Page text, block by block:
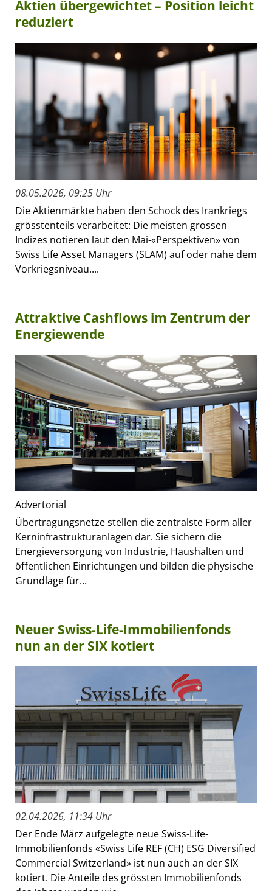
Aktien übergewichtet – Position leicht
reduziert
08.05.2026, 09:25 Uhr
Die Aktienmärkte haben den Schock des Irankriegs
grösstenteils verarbeitet: Die meisten grossen
Indizes notieren laut den Mai-«Perspektiven» von
Swiss Life Asset Managers (SLAM) auf oder nahe dem
Vorkriegsniveau....
Attraktive Cashflows im Zentrum der
Energiewende
Advertorial
Übertragungsnetze stellen die zentralste Form aller
Kerninfrastrukturanlagen dar. Sie sichern die
Energieversorgung von Industrie, Haushalten und
öffentlichen Einrichtungen und bilden die physische
Grundlage für...
Neuer Swiss-Life-Immobilienfonds
nun an der SIX kotiert
02.04.2026, 11:34 Uhr
Der Ende März aufgelegte neue Swiss-Life-
Immobilienfonds «Swiss Life REF (CH) ESG Diversified
Commercial Switzerland» ist nun auch an der SIX
kotiert. Die Anteile des grössten Immobilienfonds